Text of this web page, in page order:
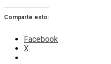
Comparte esto:
Facebook
X